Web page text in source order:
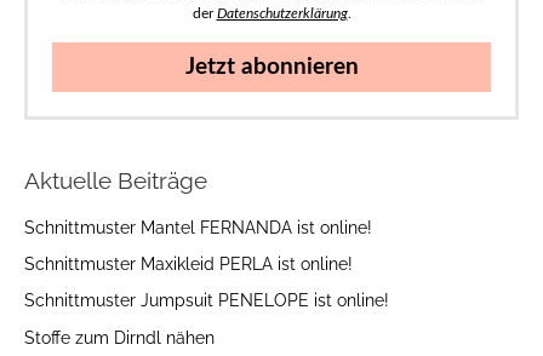
derDatenschutzerklärung.
Jetzt abonnieren
Aktuelle Beiträge
Schnittmuster Mantel FERNANDA ist online!
Schnittmuster Maxikleid PERLA ist online!
Schnittmuster Jumpsuit PENELOPE ist online!
Stoffe zum Dirndl nähen